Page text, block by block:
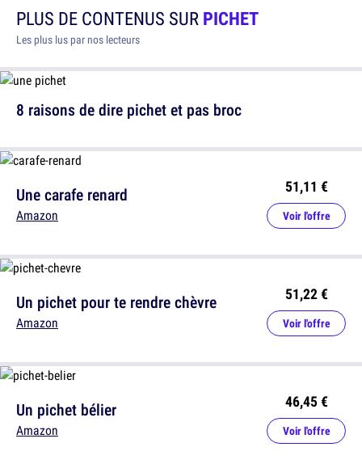
PLUS DE CONTENUS SURPICHET
Les plus lus par nos lecteurs
8 raisons de dire pichet et pas broc
Une carafe renard
Amazon
51,11 €
Voir l'offre
Un pichet bélier
Amazon
46,45 €
Voir l'offre
Un pichet pour te rendre chèvre
Amazon
51,22 €
Voir l'offre